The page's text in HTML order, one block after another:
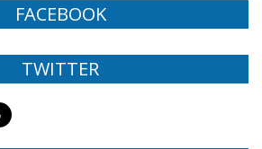
FACEBOOK
TWITTER